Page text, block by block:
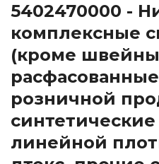
5402470000 -
комплексные
(кроме
розничной
линейной